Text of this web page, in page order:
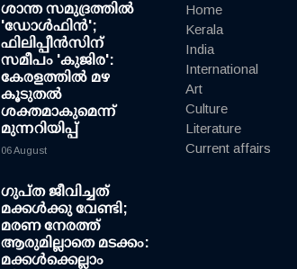
ശാന്ത സമുദ്രത്തില്‍
'ഡോള്‍ഫിന്‍';
ഫിലിപ്പീന്‍സിന്
സമീപം 'കുജിര':
കേരളത്തില്‍ മഴ
കൂടുതല്‍
ശക്തമാകുമെന്ന്
മുന്നറിയിപ്പ്
06 August
ഗുപ്ത ജീവിച്ചത്
മക്കള്‍ക്കു വേണ്ടി;
മരണ നേരത്ത്
ആരുമില്ലാതെ മടക്കം:
മക്കള്‍ക്കെല്ലാം
Home
Kerala
India
International
Art
Culture
Literature
Current affairs